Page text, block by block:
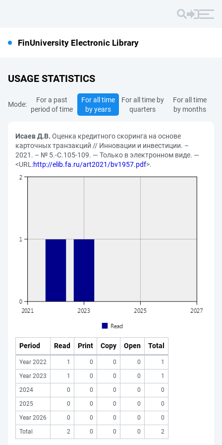
FinUniversity Electronic Library
USAGE STATISTICS
Mode:
For a past
period of time
For all time
by years
For all time by
quarters
For all time
by months
Исаев Д.В. Оценка кредитного скоринга на основе
карточных транзакций // Инновации и инвестиции. –
2021. – № 5.-С.105-109. — Только в электронном виде. —
<URL:http://elib.fa.ru/art2021/bv1957.pdf>.
Period Read Print Copy Open Total
Year 2022 1 0 0 0
1
Year 2023
1 0 0 0
1
2024
0 0 0 0
0
2025
0 0 0 0
0
Year 2026
0 0 0 0
0
Total
2 0 0 0 2